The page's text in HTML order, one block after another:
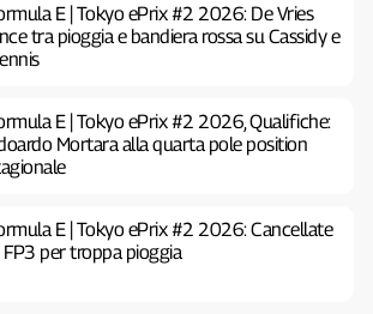
E | Tokyo ePrix #2 2026: De Vries
tra pioggia e bandiera rossa su Cassidy e
E | Tokyo ePrix #2 2026, Qualifiche:
Mortara alla quarta pole position
E | Tokyo ePrix #2 2026: Cancellate
FP3 per troppa pioggia